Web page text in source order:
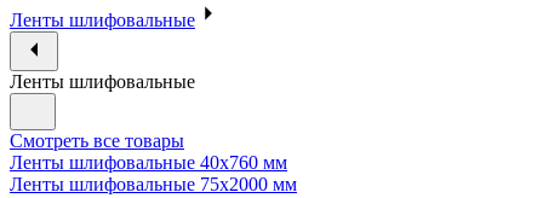
Ленты шлифовальные
Ленты шлифовальные
Смотреть все товары
Ленты шлифовальные 40х760 мм
Ленты шлифовальные 75х2000 мм